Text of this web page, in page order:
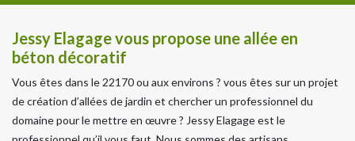
Jessy Elagage vous propose une allée en
béton décoratif
Vous êtes dans le 22170 ou aux environs ? vous êtes sur un projet
de création d’allées de jardin et chercher un professionnel du
domaine pour le mettre en œuvre ? Jessy Elagage est le